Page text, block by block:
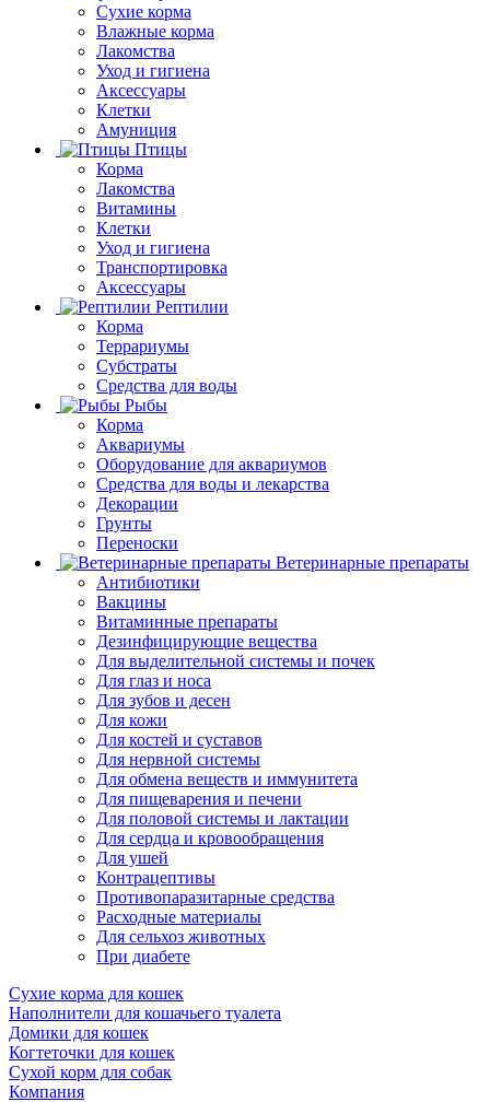
Сухие корма
Влажные корма
Лакомства
Уход и гигиена
Аксессуары
Клетки
Амуниция
Птицы
Корма
Лакомства
Витамины
Клетки
Уход и гигиена
Транспортировка
Аксессуары
Рептилии
Корма
Террариумы
Субстраты
Средства для воды
Рыбы
Корма
Аквариумы
Оборудование для аквариумов
Средства для воды и лекарства
Декорации
Грунты
Переноски
Ветеринарные препараты
Антибиотики
Вакцины
Витаминные препараты
Дезинфицирующие вещества
Для выделительной системы и почек
Для глаз и носа
Для зубов и десен
Для кожи
Для костей и суставов
Для нервной системы
Для обмена веществ и иммунитета
Для пищеварения и печени
Для половой системы и лактации
Для сердца и кровообращения
Для ушей
Контрацептивы
Противопаразитарные средства
Расходные материалы
Для сельхоз животных
При диабете
Сухие корма для кошек
Наполнители для кошачьего туалета
Домики для кошек
Когтеточки для кошек
Сухой корм для собак
Компания